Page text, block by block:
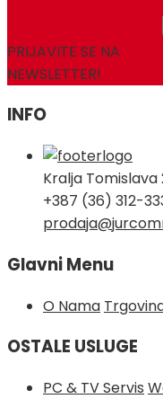
PRIJAVITE SE NA
NEWSLETTER!
INFO
Kralja
+387 (36) 312-
Glavni Menu
O Nama
OSTALE USLUGE
PC & TV Servis